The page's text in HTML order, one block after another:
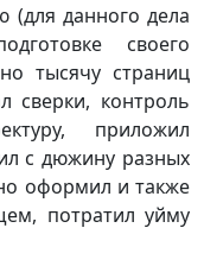
(для данного дела
своего
тысячу страниц
сверки, контроль
приложил
с дюжину разных
оформил и также
потратил уйму